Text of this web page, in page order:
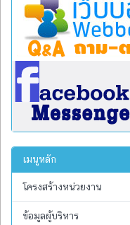
เมนูหลัก
โครงสร้างหน่วยงาน
ข้อมูลผู้บริหาร